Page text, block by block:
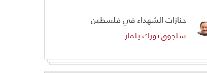
جنازات الشهداء في فلسطين
سلجوق تورك يلماز